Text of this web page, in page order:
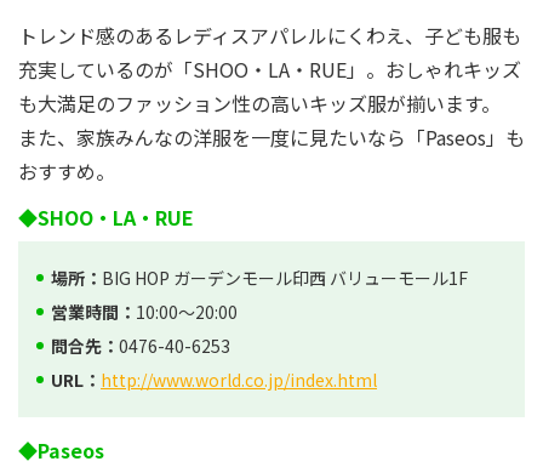
トレンド感のあるレディスアパレルにくわえ、子ども服も
充実しているのが「SHOO・LA・RUE」。おしゃれキッズ
も大満足のファッション性の高いキッズ服が揃います。
また、家族みんなの洋服を一度に見たいなら「Paseos」も
おすすめ。
◆SHOO・LA・RUE
場所： BIG HOP ガーデンモール印西 バリューモール1F
営業時間： 10:00～20:00
問合先： 0476-40-6253
URL： http://www.world.co.jp/index.html
◆Paseos